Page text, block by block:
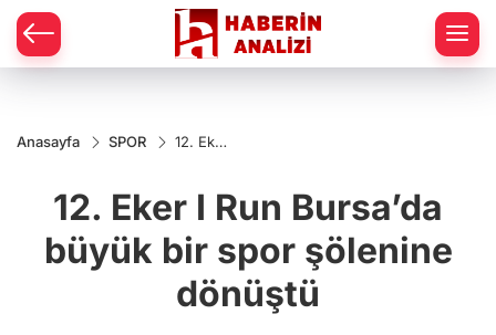
Anasayfa SPOR
12. Eker
büyük
bir spor
dönüştü
12. Eker I Run Bursa’da
büyük bir spor şölenine
dönüştü